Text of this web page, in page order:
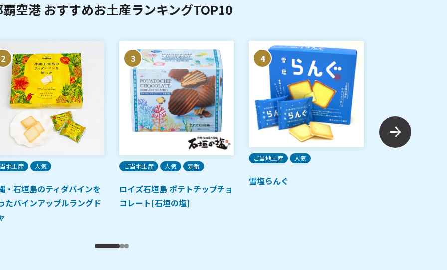
空港 おすすめお土産ランキングTOP10
2
地土産 人気
・石垣島のティダパインを
たパインアップルラングド
3
ご当地土産 人気 定番
ロイズ石垣島 ポテトチップチョ
コレート[石垣の塩]
4
ご当地土産 人気
雪塩らんぐ